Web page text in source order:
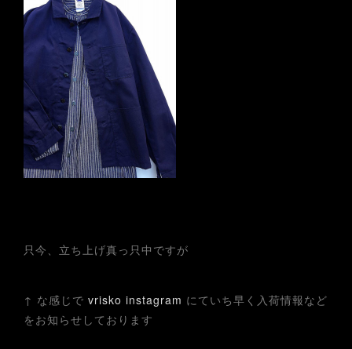
只今、立ち上げ真っ只中ですが
↑ な感じで vrisko instagram にていち早く入荷情報など
をお知らせしております